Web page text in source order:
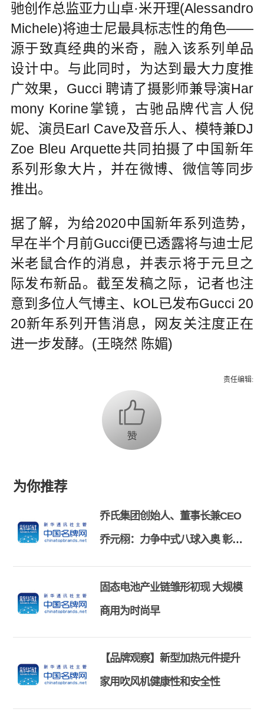
驰创作总监亚力山卓·米开理(Alessandro
Michele)将迪士尼最具标志性的角色——
源于致真经典的米奇，融入该系列单品
设计中。与此同时，为达到最大力度推
广效果，Gucci 聘请了摄影师兼导演Har
mony Korine掌镜，古驰品牌代言人倪
妮、演员Earl Cave及音乐人、模特兼DJ
Zoe Bleu Arquette共同拍摄了中国新年
系列形象大片，并在微博、微信等同步
推出。
据了解，为给2020中国新年系列造势，
早在半个月前Gucci便已透露将与迪士尼
米老鼠合作的消息，并表示将于元旦之
际发布新品。截至发稿之际，记者也注
意到多位人气博主、kOL已发布Gucci 20
20新年系列开售消息，网友关注度正在
进一步发酵。(王晓然 陈媚)
责任编辑:
为你推荐
乔氏集团创始人、董事长兼CEO
乔元栩：力争中式八球入奥 彰显
和合共生精神
固态电池产业链雏形初现 大规模
商用为时尚早
【品牌观察】新型加热元件提升
家用吹风机健康性和安全性